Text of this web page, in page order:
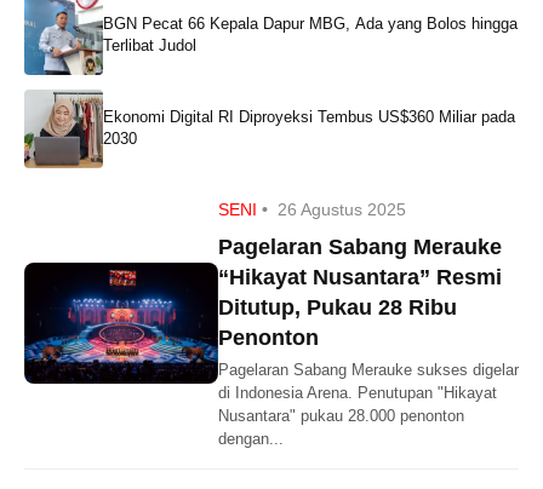
BGN Pecat 66 Kepala Dapur MBG, Ada yang Bolos hingga
Terlibat Judol
Ekonomi Digital RI Diproyeksi Tembus US$360 Miliar pada
2030
SENI • 26 Agustus 2025
Pagelaran Sabang Merauke
“Hikayat Nusantara” Resmi
Ditutup, Pukau 28 Ribu
Penonton
Pagelaran Sabang Merauke sukses digelar
di Indonesia Arena. Penutupan "Hikayat
Nusantara" pukau 28.000 penonton
dengan...